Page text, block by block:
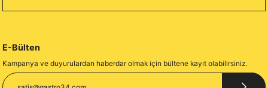
E-Bülten
Kampanya ve duyurulardan haberdar olmak için bültene kayıt olabilirsiniz.